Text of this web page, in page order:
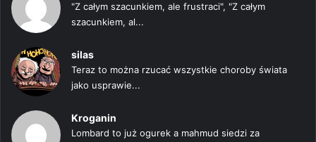
"Z całym szacunkiem, ale frustraci", "Z całym
szacunkiem, al...
silas
Teraz to można rzucać wszystkie choroby świata
jako usprawie...
Kroganin
Lombard to już ogurek a mahmud siedzi za